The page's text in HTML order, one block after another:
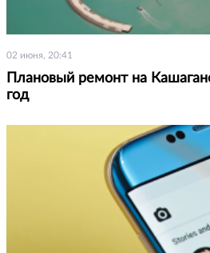
02 июня, 20:41
Плановый ремонт на
год